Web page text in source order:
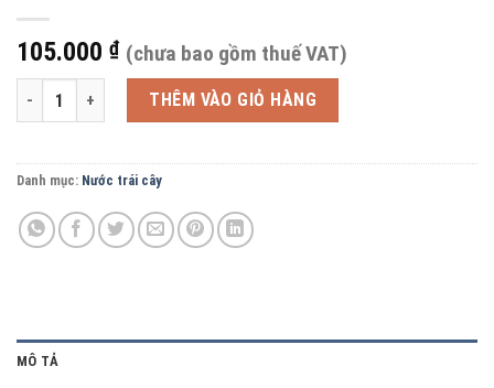
105.000 ₫ (chưa bao gồm thuế VAT)
Nước ép nho có ga CadaFoods Sparkling Juice Red Grape số lượng
THÊM VÀO GIỎ HÀNG
Danh mục: Nước trái cây
MÔ TẢ